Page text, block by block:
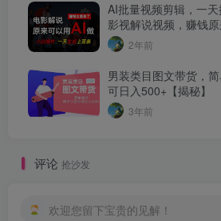
AI批量视频剪辑，一
影视解说视频，赚钱原
2年前
男装类目图文带货，
可日入500+【揭秘】
3年前
评论 抢沙发
欢迎您留下宝贵的见解！